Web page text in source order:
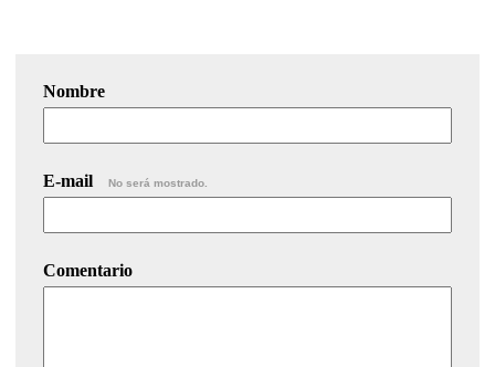
Nombre
E-mail No será mostrado.
Comentario